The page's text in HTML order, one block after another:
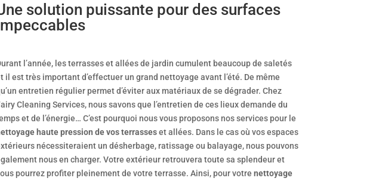
solution puissante pour des surfaces
l’année, les terrasses et allées de jardin cumulent beaucoup de saletés
il est très important d’effectuer un grand nettoyage avant l’été. De même
entretien régulier permet d’éviter aux matériaux de se dégrader. Chez
Cleaning Services, nous savons que l’entretien de ces lieux demande du
et de l’énergie… C’est pourquoi nous vous proposons nos services pour le
haute pression de vos terrasseset allées. Dans le cas où vos espaces
nécessiteraient un désherbage, ratissage ou balayage, nous pouvons
nous en charger. Votre extérieur retrouvera toute sa splendeur et
pourrez profiter pleinement de votre terrasse. Ainsi, pour votre nettoyage